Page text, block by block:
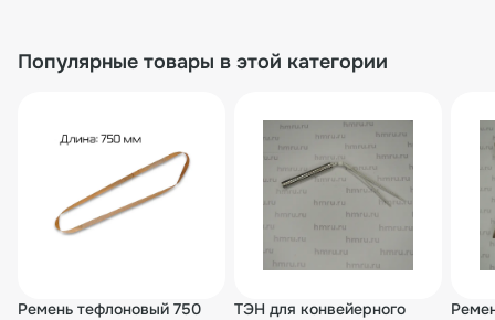
00-00001561
с правой подачей (горизонт., счетчик пакет
ов)
34 767₽ 2 шт.
00000000147
Популярные товары в этой категории
Ремень тефлоновый 750
ТЭН для конвейерного